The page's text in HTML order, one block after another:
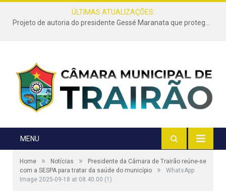
ÚLTIMAS ATUALIZAÇÕES:
Projeto de autoria do presidente Gessé Maranata que protege as estradas vicinais de Trairão é transformado em lei
MENU
Home » Notícias »
Presidente da Câmara de Trairão reúne-se
com a SESPA para tratar da saúde do município
»
WhatsApp
Image 2025-09-18 at 08.40.00 (1)